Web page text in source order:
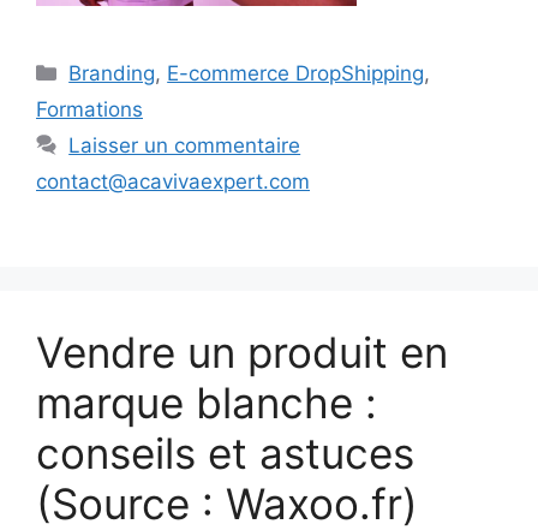
Catégories
Branding, E-commerce DropShipping,
Formations
Laisser un commentaire
contact@acavivaexpert.com
Vendre un produit en
marque blanche :
conseils et astuces
(Source : Waxoo.fr)